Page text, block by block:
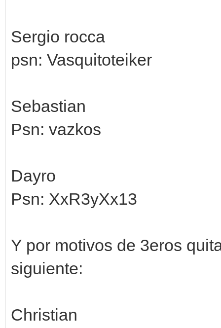
Sergio rocca
psn: Vasquitoteiker
Sebastian
Psn: vazkos
Dayro
Psn: XxR3yXx13
Y por motivos de 3eros
siguiente:
Christian